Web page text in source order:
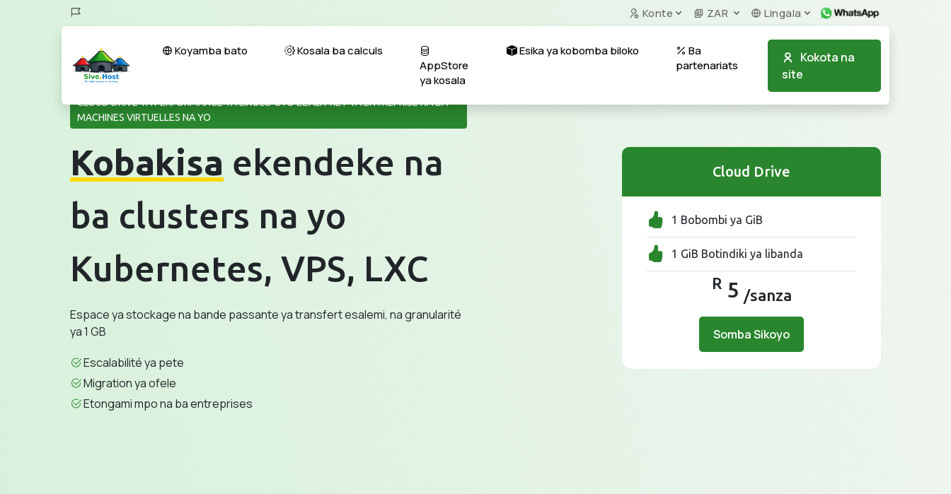
Konte ZAR Lingala
Kokota na
site
Koyamba bato
Kosala ba calculs
AppStore
ya kosala
Esika ya kobomba biloko
Ba
partenariats
CLOUD DRIVE YA PERFORMANCE YA LIKOLO OYO EZALI PRÊT YA ENTREPRISE NA BA
MACHINES VIRTUELLES NA YO
Kobakisa ekendeke na
ba clusters na yo
Kubernetes, VPS, LXC
Espace ya stockage na bande passante ya transfert esalemi, na granularité
ya 1 GB
Escalabilité ya pete
Migration ya ofele
Etongami mpo na ba entreprises
Cloud Drive
1 Bobombi ya GiB
1 GiB Botindiki ya libanda
R5 /sanza
Somba Sikoyo